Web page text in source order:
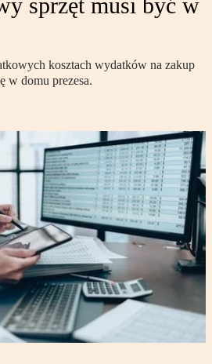
kosztach wydatków na zakup
w domu prezesa.